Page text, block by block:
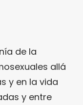
de la
allá
y en la vida
y entre